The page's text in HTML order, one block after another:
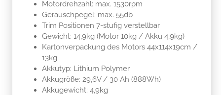
Motordrehzahl: max. 1530rpm
Geräuschpegel: max. 55db
Trim Positionen 7-stufig verstellbar
Gewicht: 14,9kg (Motor 10kg / Akku 4,9kg)
Kartonverpackung des Motors 44x114x19cm /
13kg
Akkutyp: Lithium Polymer
Akkugröße: 29,6V / 30 Ah (888Wh)
Akkugewicht: 4,9kg